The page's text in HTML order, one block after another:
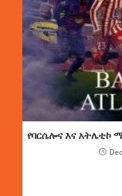
የባርሴሎና እና አትሌቲኮ